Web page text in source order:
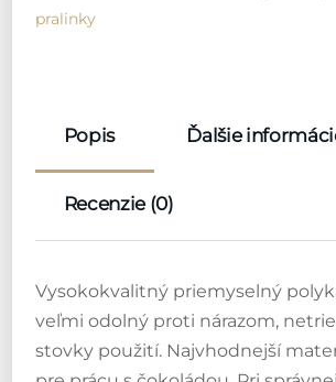
pralinky
Popis Ďalšie
Recenzie (0)
Vysokokvalitný priemyselný
veľmi odolný proti nárazom,
stovky použití. Najvhodnejší